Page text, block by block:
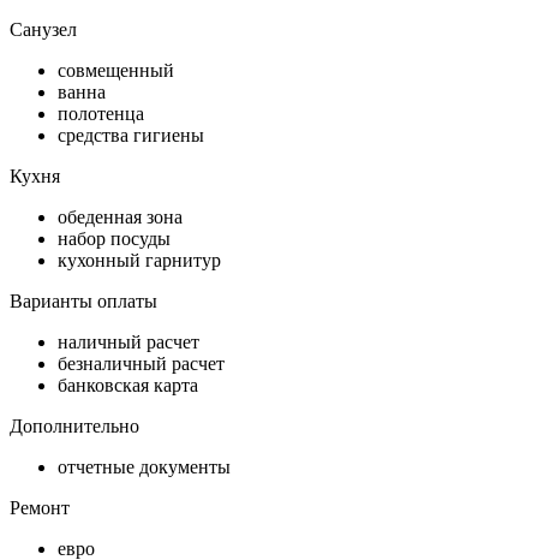
Санузел
совмещенный
ванна
полотенца
средства гигиены
Кухня
обеденная зона
набор посуды
кухонный гарнитур
Варианты оплаты
наличный расчет
безналичный расчет
банковская карта
Дополнительно
отчетные документы
Ремонт
евро